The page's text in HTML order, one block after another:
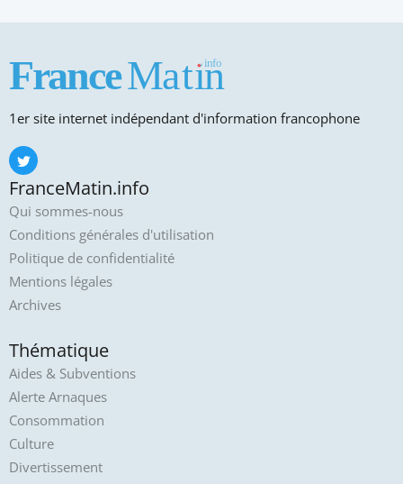
1er site internet indépendant d'information francophone
FranceMatin.info
Qui sommes-nous
Conditions générales d'utilisation
Politique de confidentialité
Mentions légales
Archives
Thématique
Aides & Subventions
Alerte Arnaques
Consommation
Culture
Divertissement